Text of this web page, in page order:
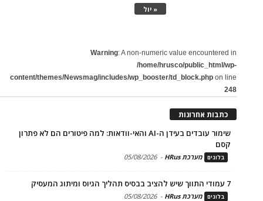
« יול
Warning: A non-numeric value encountered in
/home/hrusco/public_html/wp-
content/themes/Newsmag/includes/wp_booster/td_block.php on line
248
כתבות אחרונות
שימור עובדים בעידן ה-AI והאי-וודאות: למה פיטורים הם לא פתרון
קסם
בלוגים מערכת HRus -
05/08/2026
7 עמודי התווך שיש להציב בבסיס תהליך הגיוס ומיתוג המעסיק
בלוגים מערכת HRus -
05/08/2026